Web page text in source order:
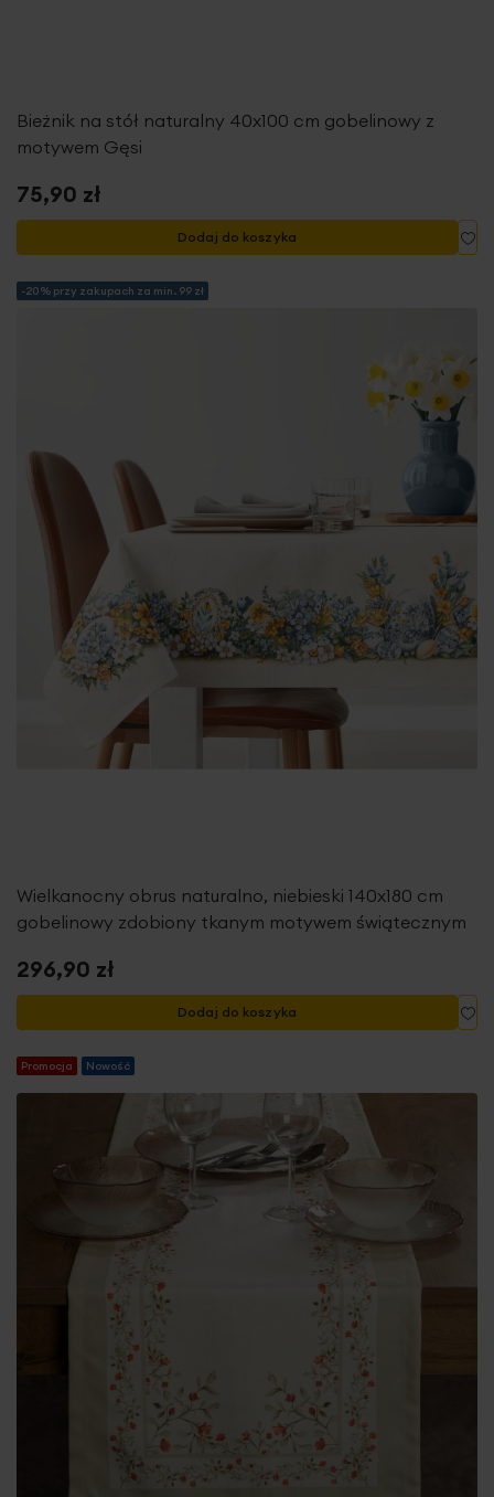
Bieżnik na stół naturalny 40x100 cm gobelinowy z
motywem Gęsi
75,90 zł
Dodaj do koszyka
-20% przy zakupach za min. 99 zł
Wielkanocny obrus naturalno, niebieski 140x180 cm
gobelinowy zdobiony tkanym motywem świątecznym
296,90 zł
Dodaj do koszyka
Promocja Nowość